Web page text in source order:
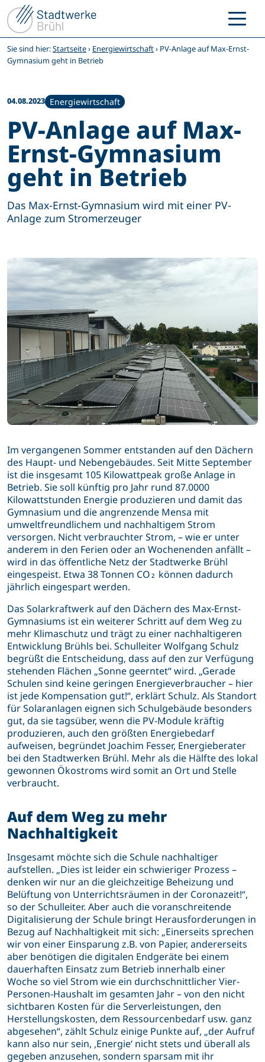
Zum
Inhalt
springen
Sie sind hier:Startseite› Energiewirtschaft› PV-Anlage auf Max-Ernst-
Gymnasium geht in Betrieb
04.08.2023 Energiewirtschaft
PV-Anlage auf Max-
Ernst-Gymnasium
geht in Betrieb
Das Max-Ernst-Gymnasium wird mit einer PV-
Anlage zum Stromerzeuger
Im vergangenen Sommer entstanden auf den Dächern
des Haupt- und Nebengebäudes. Seit Mitte September
ist die insgesamt 105 Kilowattpeak große Anlage in
Betrieb. Sie soll künftig pro Jahr rund 87.0000
Kilowattstunden Energie produzieren und damit das
Gymnasium und die angrenzende Mensa mit
umweltfreundlichem und nachhaltigem Strom
versorgen. Nicht verbrauchter Strom, – wie er unter
anderem in den Ferien oder an Wochenenden anfällt –
wird in das öffentliche Netz der Stadtwerke Brühl
eingespeist. Etwa 38 Tonnen CO₂ können dadurch
jährlich eingespart werden.
Das Solarkraftwerk auf den Dächern des Max-Ernst-
Gymnasiums ist ein weiterer Schritt auf dem Weg zu
mehr Klimaschutz und trägt zu einer nachhaltigeren
Entwicklung Brühls bei. Schulleiter Wolfgang Schulz
begrüßt die Entscheidung, dass auf den zur Verfügung
stehenden Flächen „Sonne geerntet“ wird. „Gerade
Schulen sind keine geringen Energieverbraucher – hier
ist jede Kompensation gut!“, erklärt Schulz. Als Standort
für Solaranlagen eignen sich Schulgebäude besonders
gut, da sie tagsüber, wenn die PV-Module kräftig
produzieren, auch den größten Energiebedarf
aufweisen, begründet Joachim Fesser, Energieberater
bei den Stadtwerken Brühl. Mehr als die Hälfte des lokal
gewonnen Ökostroms wird somit an Ort und Stelle
verbraucht.
Auf dem Weg zu mehr
Nachhaltigkeit
Insgesamt möchte sich die Schule nachhaltiger
aufstellen. „Dies ist leider ein schwieriger Prozess –
denken wir nur an die gleichzeitige Beheizung und
Belüftung von Unterrichtsräumen in der Coronazeit!“,
so der Schulleiter. Aber auch die voranschreitende
Digitalisierung der Schule bringt Herausforderungen in
Bezug auf Nachhaltigkeit mit sich: „Einerseits sprechen
wir von einer Einsparung z.B. von Papier, andererseits
aber benötigen die digitalen Endgeräte bei einem
dauerhaften Einsatz zum Betrieb innerhalb einer
Woche so viel Strom wie ein durchschnittlicher Vier-
Personen-Haushalt im gesamten Jahr – von den nicht
sichtbaren Kosten für die Serverleistungen, den
Herstellungskosten, dem Ressourcenbedarf usw. ganz
abgesehen“, zählt Schulz einige Punkte auf, „der Aufruf
kann also nur sein, ‚Energie‘ nicht stets und überall als
gegeben anzusehen, sondern sparsam mit ihr